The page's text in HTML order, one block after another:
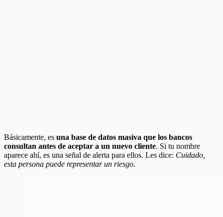
Básicamente, es una base de datos masiva que los bancos
consultan antes de aceptar a un nuevo cliente. Si tu nombre
aparece ahí, es una señal de alerta para ellos. Les dice: Cuidado,
esta persona puede representar un riesgo.